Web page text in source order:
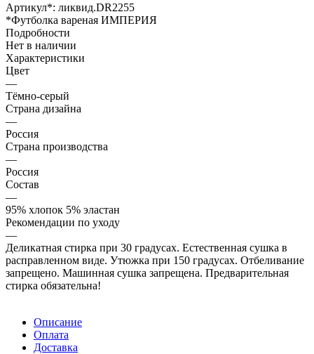
Артикул*: ликвид.DR2255
*Футболка вареная ИМПЕРИЯ
Подробности
Нет в наличии
Характеристики
Цвет
—
Тёмно-серый
Страна дизайна
—
Россия
Страна производства
—
Россия
Состав
—
95% хлопок 5% эластан
Рекомендации по уходу
—
Деликатная стирка при 30 градусах. Естественная сушка в
расправленном виде. Утюжка при 150 градусах. Отбеливание
запрещено. Машинная сушка запрещена. Предварительная
стирка обязательна!
Описание
Оплата
Доставка